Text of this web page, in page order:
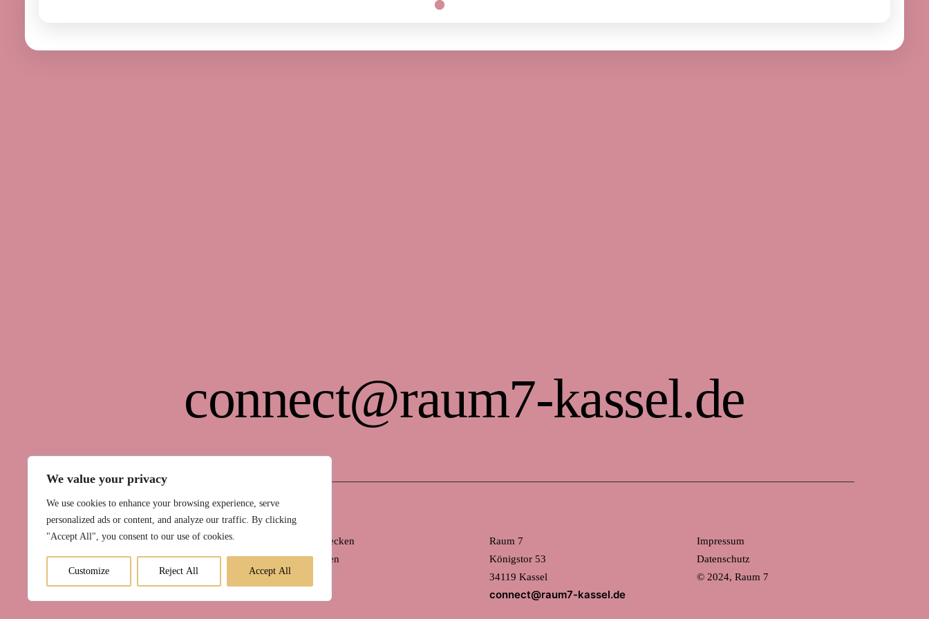
We value your privacy
We use cookies to enhance your browsing experience, serve
personalized ads or content, and analyze our traffic. By clicking
"Accept All", you consent to our use of cookies.
Customize Reject All Accept All
connect@raum7-kassel.de
Kurse entdecken
Raum mieten
Raum 7
Königstor 53
34119 Kassel
connect@raum7-kassel.de
Impressum
Datenschutz
© 2024, Raum 7